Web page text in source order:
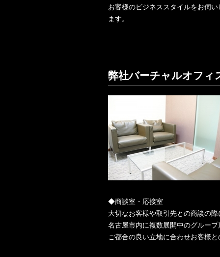
お客様のビジネススタイルをお伺
ます。
弊社バーチャルオフィ
◆商談室・応接室
大切なお客様や取引先との商談の
名古屋市内に複数展開中のグルー
ご都合の良い立地に合わせお客様